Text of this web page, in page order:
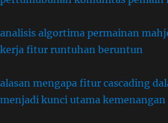
analisis algortima permainan
kerja fitur runtuhan beruntun
alasan mengapa fitur cascading
menjadi kunci utama